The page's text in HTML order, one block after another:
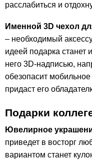
расслабиться и
Именной 3D чехол
– необходимый
идеей подарка станет
него 3D-надписью,
обезопасит
придаст его
Подарки
Ювелирное
приведет в восторг
вариантом станет